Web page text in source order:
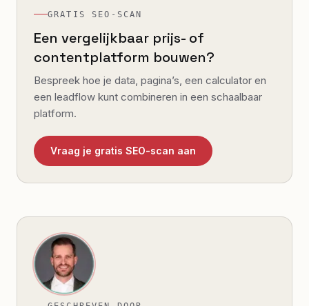
GRATIS SEO-SCAN
Een vergelijkbaar prijs- of
contentplatform bouwen?
Bespreek hoe je data, pagina’s, een calculator en
een leadflow kunt combineren in een schaalbaar
platform.
Vraag je gratis SEO-scan aan